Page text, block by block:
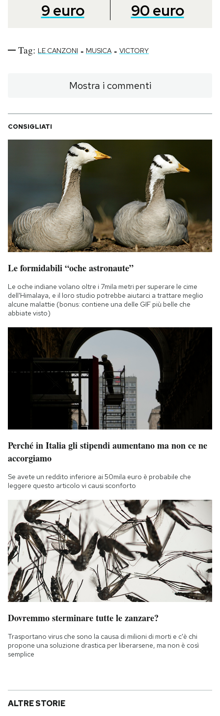
9 euro 90 euro
Tag: LE CANZONI - MUSICA - VICTORY
Mostra i commenti
CONSIGLIATI
Le formidabili “oche astronaute”
Le oche indiane volano oltre i 7mila metri per superare le cime
dell'Himalaya, e il loro studio potrebbe aiutarci a trattare meglio
alcune malattie (bonus: contiene una delle GIF più belle che
abbiate visto)
Perché in Italia gli stipendi aumentano ma non ce ne
accorgiamo
Se avete un reddito inferiore ai 50mila euro è probabile che
leggere questo articolo vi causi sconforto
Dovremmo sterminare tutte le zanzare?
Trasportano virus che sono la causa di milioni di morti e c'è chi
propone una soluzione drastica per liberarsene, ma non è così
semplice
ALTRE STORIE